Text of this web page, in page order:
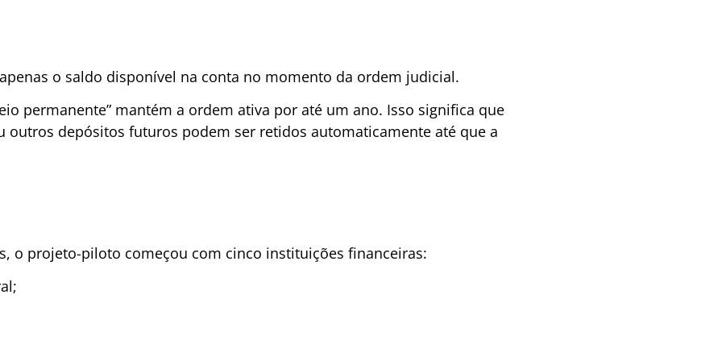
o saldo disponível na conta no momento da ordem judicial.
permanente” mantém a ordem ativa por até um ano. Isso significa que
outros depósitos futuros podem ser retidos automaticamente até que a
o projeto-piloto começou com cinco instituições financeiras: